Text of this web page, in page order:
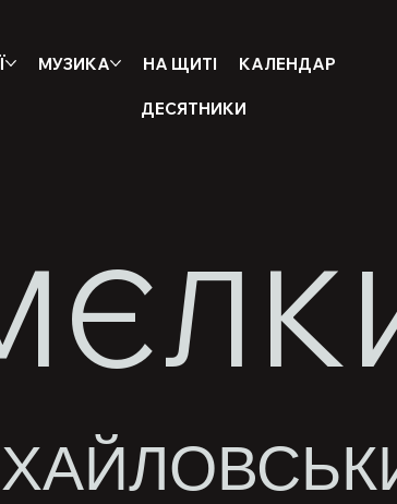
МУЗИКА НА ЩИТІ КАЛЕНДАР
ДЕСЯТНИКИ